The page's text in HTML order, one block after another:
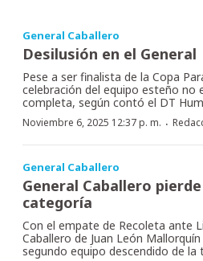
General Caballero
Desilusión en el General
Pese a ser finalista de la Copa
celebración del equipo esteño no
completa, según contó el DT
Noviembre 6, 2025 12:37 p. m. ·
General Caballero
General Caballero
categoría
Con el empate de Recoleta ante
Caballero de Juan León
segundo equipo descendido de la